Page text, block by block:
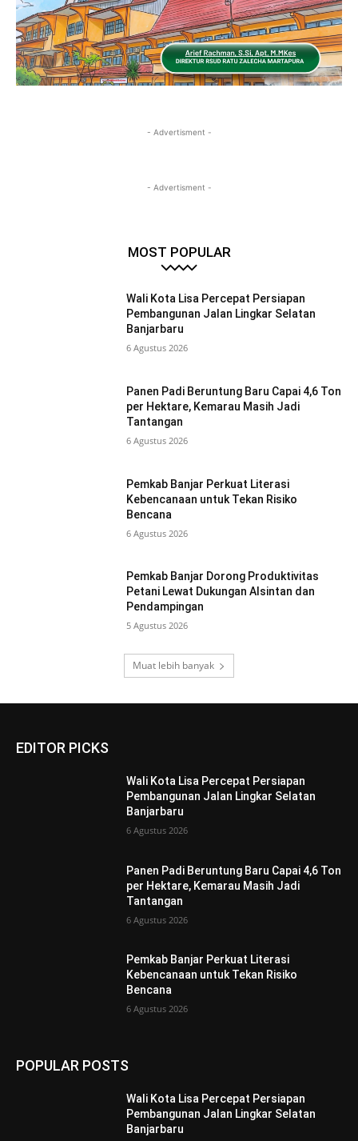
- Advertisment -
- Advertisment -
MOST POPULAR
Wali Kota Lisa Percepat Persiapan
Pembangunan Jalan Lingkar Selatan
Banjarbaru
6 Agustus 2026
Panen Padi Beruntung Baru Capai 4,6 Ton
per Hektare, Kemarau Masih Jadi
Tantangan
6 Agustus 2026
Pemkab Banjar Perkuat Literasi
Kebencanaan untuk Tekan Risiko
Bencana
6 Agustus 2026
Pemkab Banjar Dorong Produktivitas
Petani Lewat Dukungan Alsintan dan
Pendampingan
5 Agustus 2026
Muat lebih banyak
EDITOR PICKS
Wali Kota Lisa Percepat Persiapan
Pembangunan Jalan Lingkar Selatan
Banjarbaru
6 Agustus 2026
Panen Padi Beruntung Baru Capai 4,6 Ton
per Hektare, Kemarau Masih Jadi
Tantangan
6 Agustus 2026
Pemkab Banjar Perkuat Literasi
Kebencanaan untuk Tekan Risiko
Bencana
6 Agustus 2026
POPULAR POSTS
Wali Kota Lisa Percepat Persiapan
Pembangunan Jalan Lingkar Selatan
Banjarbaru